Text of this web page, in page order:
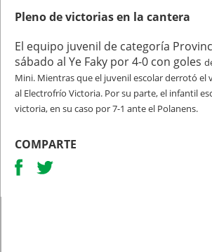
Pleno de victorias en la cantera
El equipo juvenil de categoría
sábado al Ye Faky por 4-0 con goles
Mini. Mientras que el juvenil escolar derrotó el
al Electrofrío Victoria. Por su parte, el infantil
victoria, en su caso por 7-1 ante el Polanens.
COMPARTE